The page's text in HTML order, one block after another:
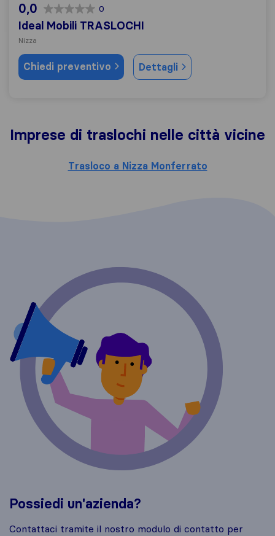
0,0 0
Ideal Mobili TRASLOCHI
Nizza
Chiedi preventivo Dettagli
Imprese di traslochi nelle città vicine
Trasloco a Nizza Monferrato
Possiedi un'azienda?
Contattaci tramite il nostro modulo di contatto per